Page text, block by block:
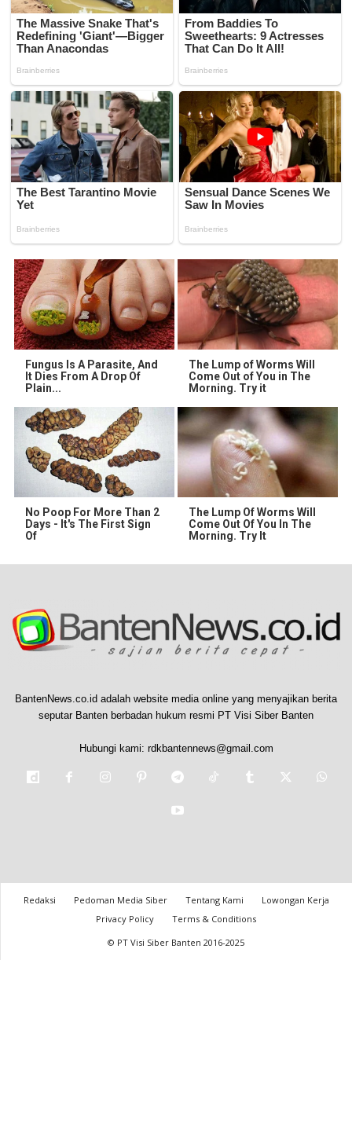
Fungus Is A Parasite, And
It Dies From A Drop Of
Plain...
The Lump of Worms Will
Come Out of You in The
Morning. Try it
No Poop For More Than 2
Days - It's The First Sign
Of
The Lump Of Worms Will
Come Out Of You In The
Morning. Try It
BantenNews.co.id adalah website media online yang menyajikan berita
seputar Banten berbadan hukum resmi PT Visi Siber Banten
Hubungi kami: rdkbantennews@gmail.com
Redaksi Pedoman Media Siber Tentang Kami
Lowongan Kerja
Privacy Policy
Terms & Conditions
© PT Visi Siber Banten 2016-2025